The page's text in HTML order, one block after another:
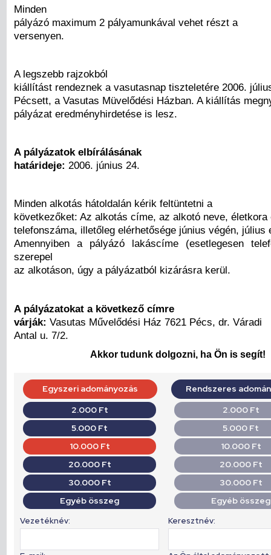
Minden
pályázó maximum 2 pályamunkával vehet részt a
versenyen.
A legszebb rajzokból
kiállítást rendeznek a vasutasnap tiszteletére 2006.
Pécsett, a Vasutas Müvelődési Házban. A kiállítás
pályázat eredményhirdetése is lesz.
A pályázatok elbírálásának
határideje: 2006. június 24.
Minden alkotás hátoldalán kérik feltüntetni a
következőket: Az alkotás címe, az alkotó neve,
telefonszáma, illetőleg elérhetősége június végén, július
Amennyiben a pályázó lakáscíme (esetlegesen
szerepel
az alkotáson, úgy a pályázatból kizárásra kerül.
A pályázatokat a következő címre
várják: Vasutas Művelődési Ház 7621 Pécs, dr. Váradi
Antal u. 7/2.
Akkor tudunk dolgozni, ha Ön is segít!